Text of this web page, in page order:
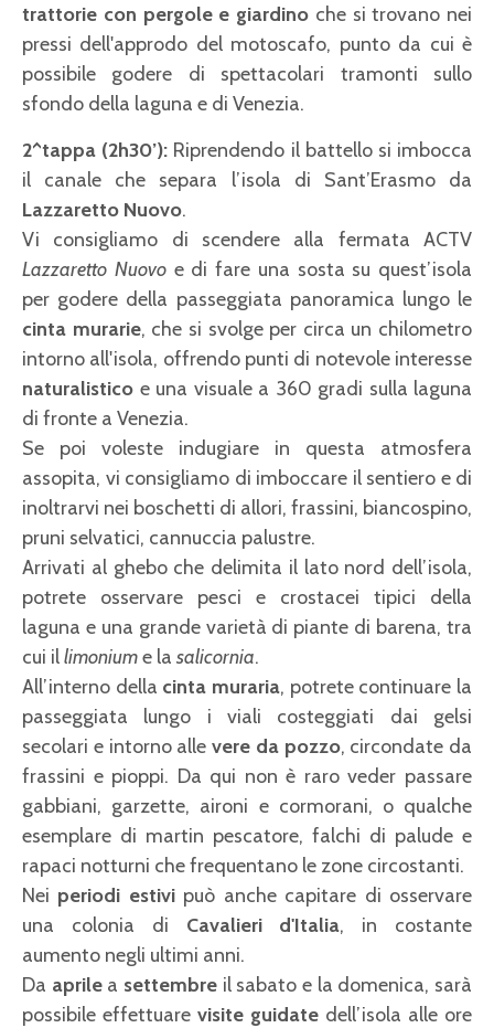
trattorie con pergole e giardino che si trovano nei
pressi dell'approdo del motoscafo, punto da cui è
possibile godere di spettacolari tramonti sullo
sfondo della laguna e di Venezia.
2^tappa (2h30’): Riprendendo il battello si imbocca
il canale che separa l’isola di Sant’Erasmo da
Lazzaretto Nuovo.
Vi consigliamo di scendere alla fermata ACTV
Lazzaretto Nuovoe di fare una sosta su quest’isola
per godere della passeggiata panoramica lungo le
cinta murarie, che si svolge per circa un chilometro
intorno all'isola, offrendo punti di notevole interesse
naturalistico e una visuale a 360 gradi sulla laguna
di fronte a Venezia.
Se poi voleste indugiare in questa atmosfera
assopita, vi consigliamo di imboccare il sentiero e di
inoltrarvi nei boschetti di allori, frassini, biancospino,
pruni selvatici, cannuccia palustre.
Arrivati al ghebo che delimita il lato nord dell’isola,
potrete osservare pesci e crostacei tipici della
laguna e una grande varietà di piante di barena, tra
cui illimoniume la salicornia.
All’interno della cinta muraria, potrete continuare la
passeggiata lungo i viali
costeggiati dai gelsi
secolari e intorno alle vere da pozzo, circondate da
frassini e pioppi. Da qui non è raro veder passare
gabbiani, garzette, aironi e cormorani, o qualche
esemplare di martin pescatore, falchi di palude e
rapaci notturni che frequentano le zone circostanti.
Nei periodi estivi può anche capitare di osservare
una colonia di Cavalieri d'Italia, in costante
aumento negli ultimi anni.
Da aprile a settembre il sabato e la domenica, sarà
possibile effettuare visite guidate dell’isola alle ore